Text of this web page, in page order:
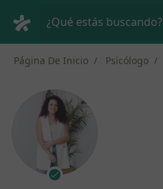
¿Qué estás buscando?
Página De Inicio Psicólogo